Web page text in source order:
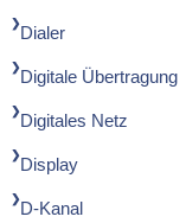
Dialer
Digitale Übertragung
Digitales Netz
Display
D-Kanal